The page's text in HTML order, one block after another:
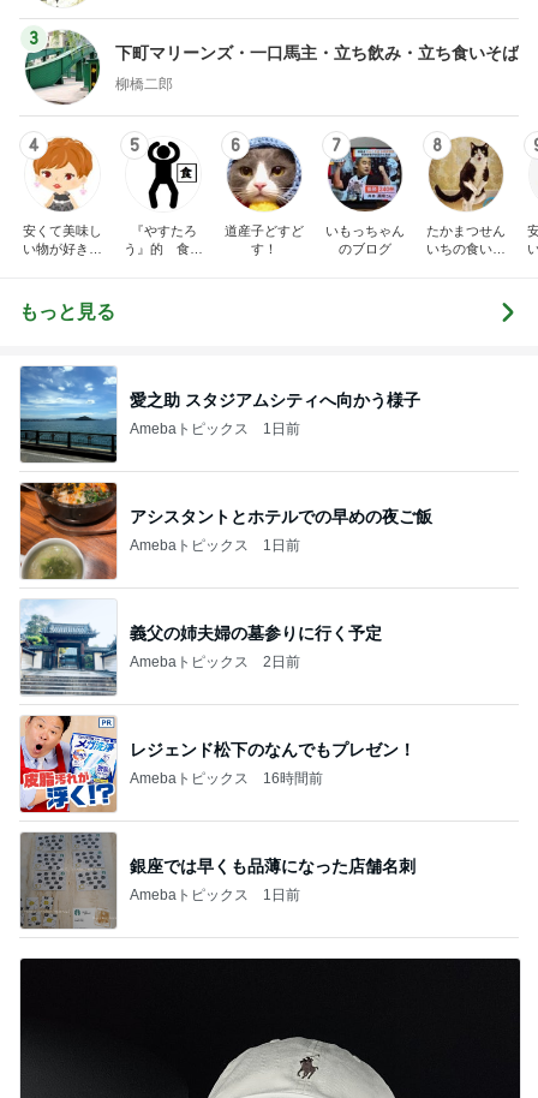
3
下町マリーンズ・一口馬主・立ち飲み・立ち食いそば
柳橋二郎
4
安くて美味し
い物が好き☆
5
『やすたろ
う』的 食の
6
道産子どすど
す！
7
いもっちゃん
のブログ
8
たかまつせん
いちの食い散
もっと見る
愛之助 スタジアムシティへ向かう様子
Amebaトピックス 1日前
アシスタントとホテルでの早めの夜ご飯
Amebaトピックス 1日前
義父の姉夫婦の墓参りに行く予定
Amebaトピックス 2日前
レジェンド松下のなんでもプレゼン！
Amebaトピックス 16時間前
銀座では早くも品薄になった店舗名刺
Amebaトピックス 1日前